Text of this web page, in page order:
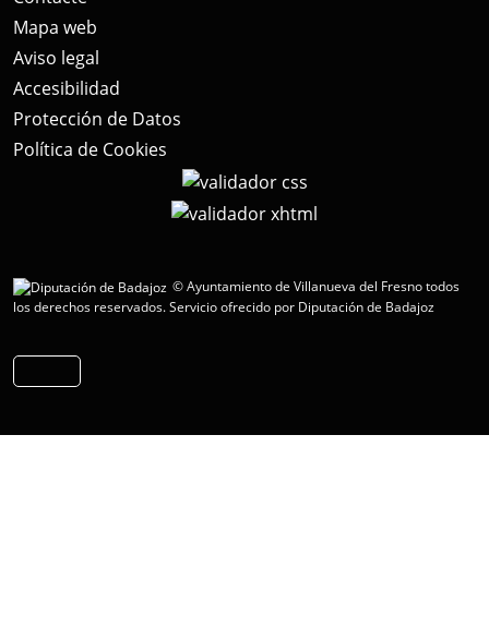
Mapa web
Aviso legal
Accesibilidad
Protección de Datos
Política de Cookies
© Ayuntamiento de Villanueva del Fresno todos
los derechos reservados.Servicio ofrecido por Diputación de Badajoz